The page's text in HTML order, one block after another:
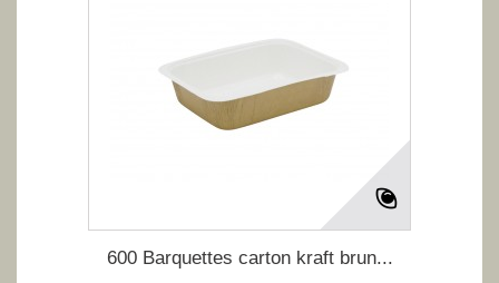
600 Barquettes carton kraft brun...